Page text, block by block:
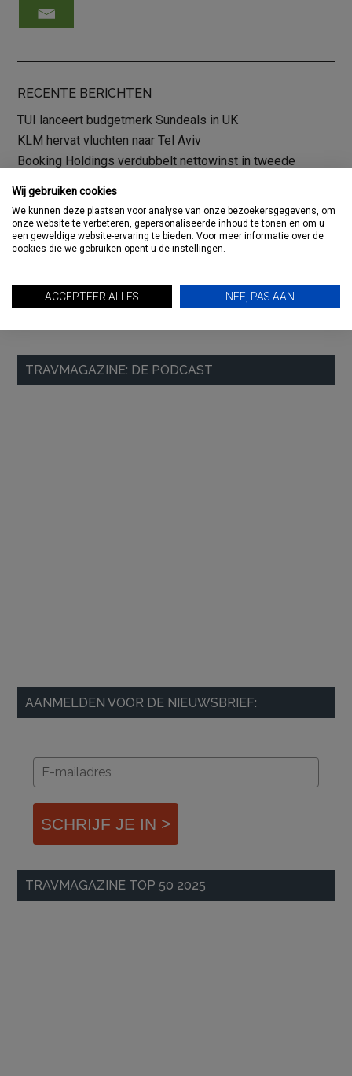
RECENTE BERICHTEN
TUI lanceert budgetmerk Sundeals in UK
KLM hervat vluchten naar Tel Aviv
Booking Holdings verdubbelt nettowinst in tweede
AV-Tours & Safaris brengt de magie van Oost-Afrika naar
het Vakantie Festival
ANVR-Congres 2026: Madeira, een bestemming waar
Primaire
Sidebar
TRAVMAGAZINE: DE PODCAST
AANMELDEN VOOR DE NIEUWSBRIEF:
SCHRIJF JE IN >
TRAVMAGAZINE TOP 50 2025
Wij gebruiken cookies
We kunnen deze plaatsen voor analyse van onze bezoekersgegevens, om
onze website te verbeteren, gepersonaliseerde inhoud te tonen en om u
een geweldige website-ervaring te bieden. Voor meer informatie over de
cookies die we gebruiken opent u de instellingen.
ACCEPTEER ALLES NEE, PAS AAN